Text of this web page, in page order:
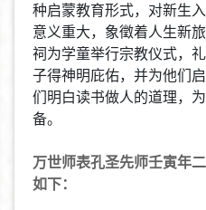
种启蒙教育形式，对新生
意义重大，象徵着人生新
祠为学童举行宗教仪式，
子得神明庇佑，并为他们
们明白读书做人的道理，
备。
万世师表孔圣先师壬寅年
如下：